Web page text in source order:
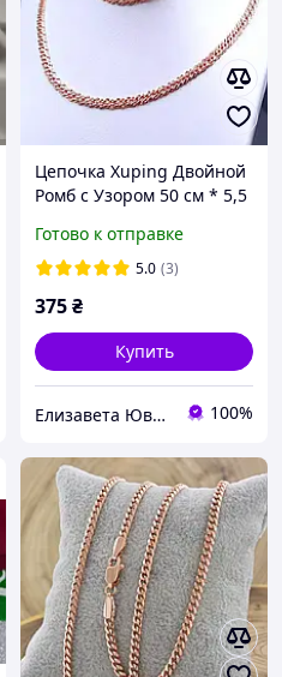
Цепочка Xuping Двойной
Ромб с Узором 50 см * 5,5
из медицинского золота
Готово к отправке
5.0 (3)
375₴
Купить
Елизавета Ювелирная бижутерия 100%